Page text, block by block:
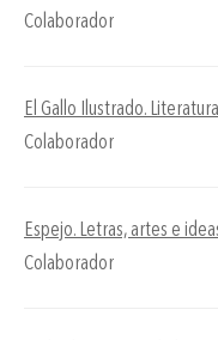
Colaborador
El Gallo Ilustrado.
Colaborador
Espejo. Letras, artes e
Colaborador